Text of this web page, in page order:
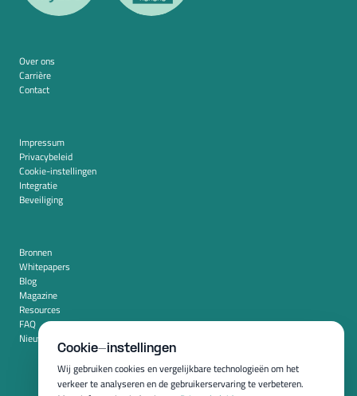
Over ons
Carrière
Contact
Impressum
Privacybeleid
Cookie-instellingen
Integratie
Beveiliging
Bronnen
Whitepapers
Blog
Magazine
Resources
FAQ
Nieuwskamer
Cookie-instellingen
Wij gebruiken cookies en vergelijkbare technologieën om het
verkeer te analyseren en de gebruikerservaring te verbeteren.